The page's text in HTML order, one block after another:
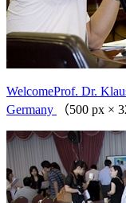
WelcomeProf. Dr.
Germany
（500 px ×